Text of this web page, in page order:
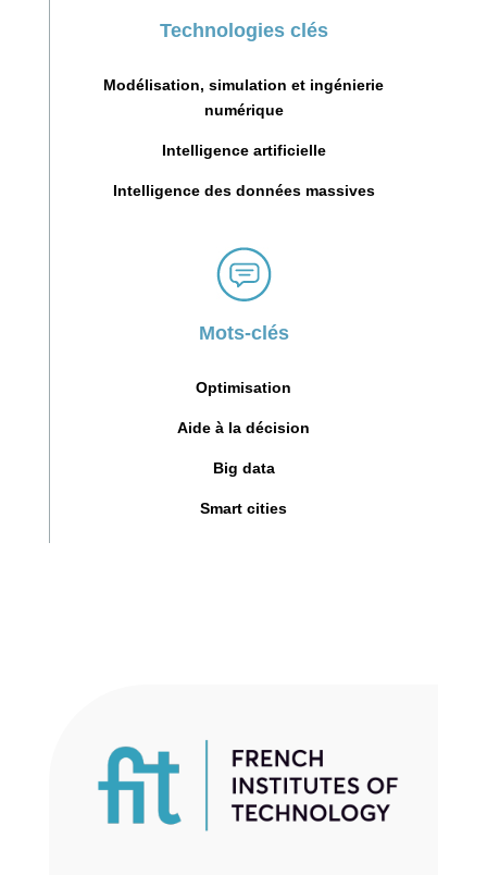
Technologies clés
Modélisation, simulation et ingénierie
numérique
Intelligence artificielle
Intelligence des données massives
Mots-clés
Optimisation
Aide à la décision
Big data
Smart cities